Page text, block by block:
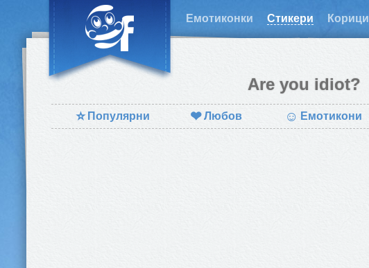
Емотиконки Стикери Корици
Are you idiot?
⭐ Популярни ❤Любов ☺ Емотикони